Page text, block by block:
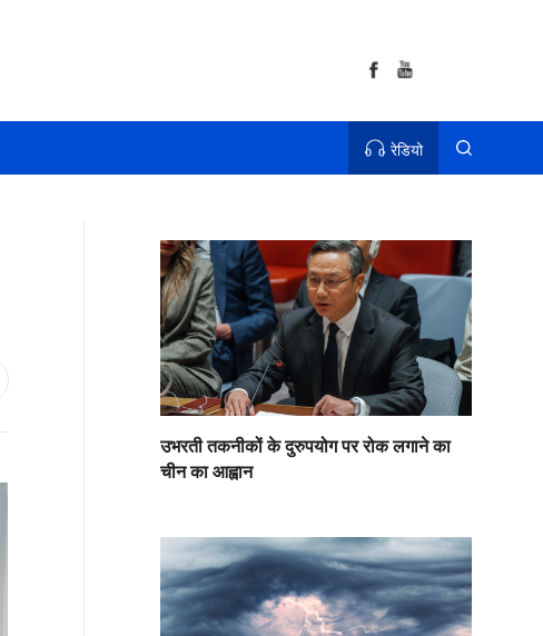
रेडियो
उभरती तकनीकों के दुरुपयोग पर रोक लगाने का
चीन का आह्वान